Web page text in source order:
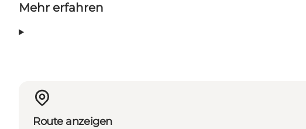
Mehr erfahren
Route anzeigen